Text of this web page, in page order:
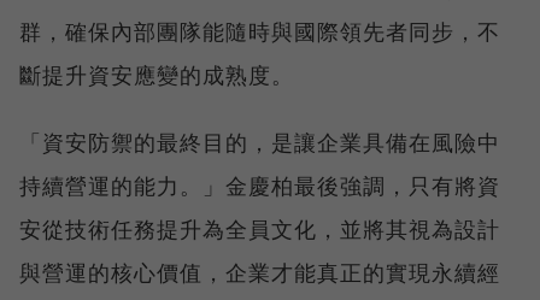
群，確保內部團隊能隨時與國際領先者同步，不
斷提升資安應變的成熟度。
「資安防禦的最終目的，是讓企業具備在風險中
持續營運的能力。」金慶柏最後強調，只有將資
安從技術任務提升為全員文化，並將其視為設計
與營運的核心價值，企業才能真正的實現永續經